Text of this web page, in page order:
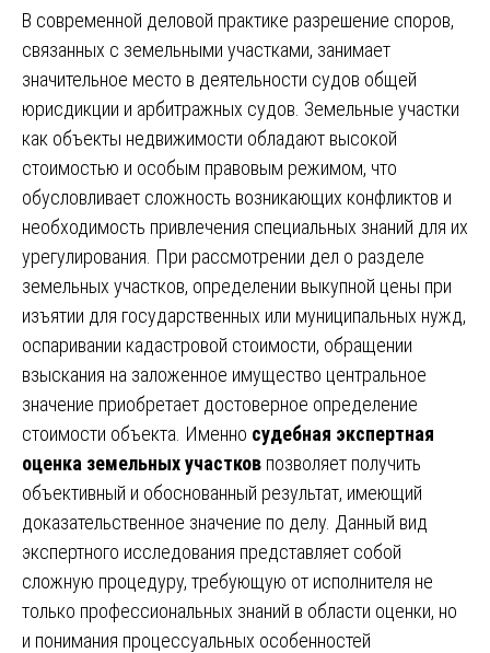
В современной деловой практике разрешение споров,
связанных с земельными участками, занимает
значительное место в деятельности судов общей
юрисдикции и арбитражных судов. Земельные участки
как объекты недвижимости обладают высокой
стоимостью и особым правовым режимом, что
обусловливает сложность возникающих конфликтов и
необходимость привлечения специальных знаний для их
урегулирования. При рассмотрении дел о разделе
земельных участков, определении выкупной цены при
изъятии для государственных или муниципальных нужд,
оспаривании кадастровой стоимости, обращении
взыскания на заложенное имущество центральное
значение приобретает достоверное определение
стоимости объекта. Именно судебная экспертная
оценка земельных участков позволяет получить
объективный и обоснованный результат, имеющий
доказательственное значение по делу. Данный вид
экспертного исследования представляет собой
сложную процедуру, требующую от исполнителя не
только профессиональных знаний в области оценки, но
и понимания процессуальных особенностей